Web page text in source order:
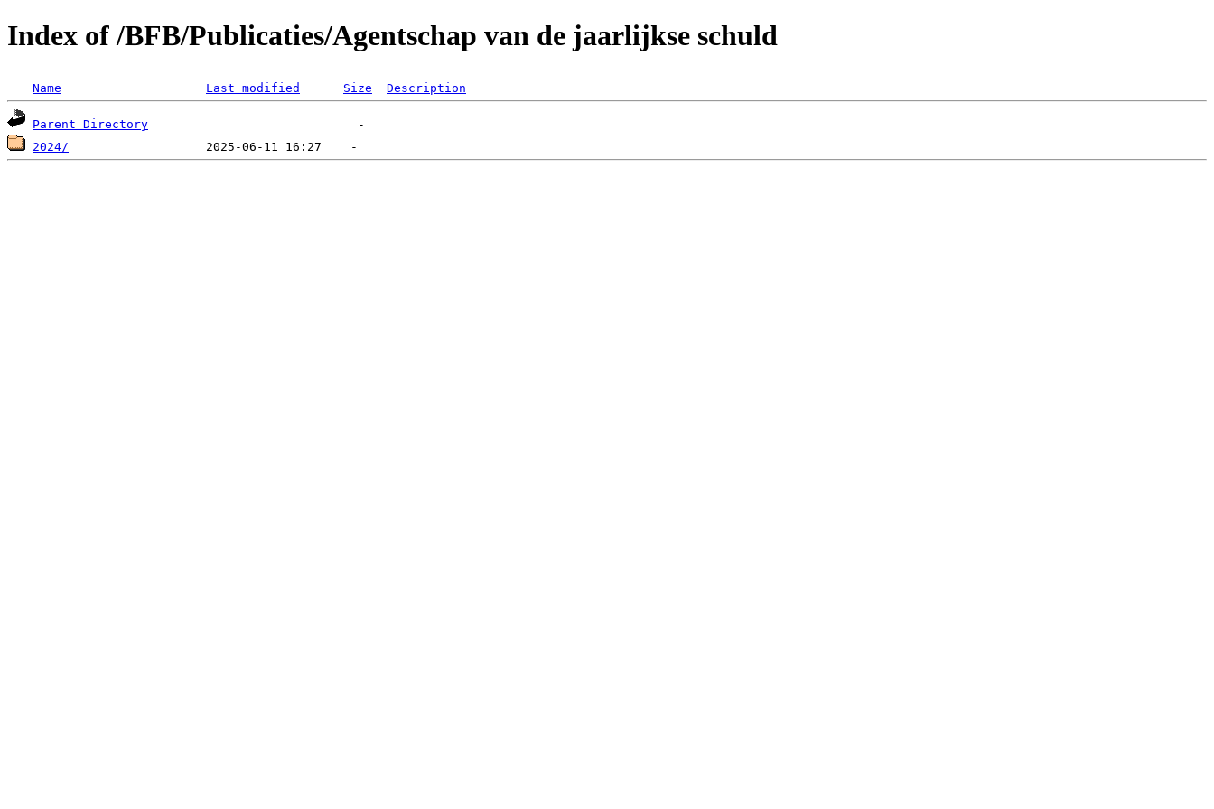
Index of /BFB/Publicaties/Agentschap van de jaarlijkse schuld
Name Last modified Size Description
Parent Directory
2024/